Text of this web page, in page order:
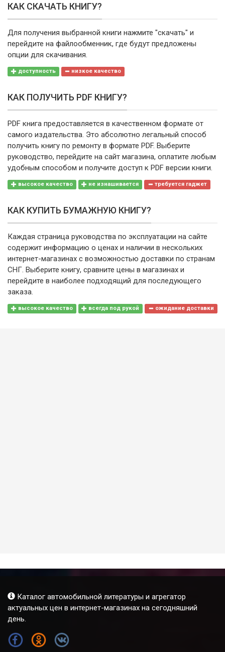
КАК СКАЧАТЬ КНИГУ?
Для получения выбранной книги нажмите "скачать" и
перейдите на файлообменник, где будут предложены
опции для скачивания.
доступность низкое качество
КАК ПОЛУЧИТЬ PDF КНИГУ?
PDF книга предоставляется в качественном формате от
самого издательства. Это абсолютно легальный способ
получить книгу по ремонту в формате PDF. Выберите
руководство, перейдите на сайт магазина, оплатите любым
удобным способом и получите доступ к PDF версии книги.
высокое качество не изнашивается требуется гаджет
КАК КУПИТЬ БУМАЖНУЮ КНИГУ?
Каждая страница руководства по эксплуатации на сайте
содержит информацию о ценах и наличии в нескольких
интернет-магазинах с возможностью доставки по странам
СНГ. Выберите книгу, сравните цены в магазинах и
перейдите в наиболее подходящий для последующего
заказа.
высокое качество всегда под рукой ожидание доставки
Каталог автомобильной литературы и агрегатор
актуальных цен в интернет-магазинах на сегодняшний
день.
FB OK VK